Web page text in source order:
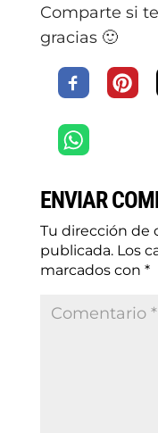
Comparte si
gracias 🙂
ENVIAR
Tu dirección de
publicada. Los
marcados con *